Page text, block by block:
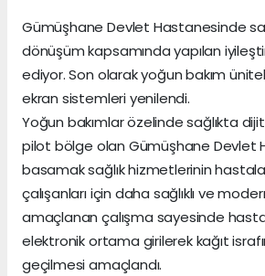
Gümüşhane Devlet Hastanesinde
dönüşüm kapsamında yapılan
ediyor. Son olarak yoğun bakım
ekran sistemleri yenilendi.
Yoğun bakımlar özelinde sağlıkta
pilot bölge olan Gümüşhane Devlet
basamak sağlık hizmetlerinin
çalışanları için daha sağlıklı ve
amaçlanan çalışma sayesinde
elektronik ortama girilerek kağıt
geçilmesi amaçlandı.